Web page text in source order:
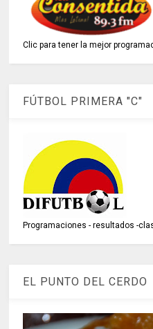
Clic para tener la mejor
FÚTBOL PRIMERA "C"
Programaciones - resultados -
EL PUNTO DEL CERDO